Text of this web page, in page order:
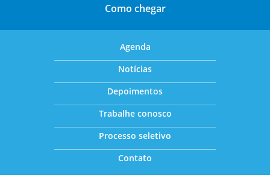
Como chegar
Agenda
Notícias
Depoimentos
Trabalhe conosco
Processo seletivo
Contato